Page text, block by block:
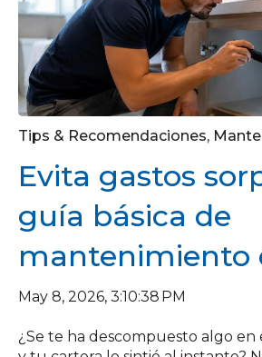
Tips & Recomendaciones,
Evita gastos
guía básica de
mantenimiento
May 8, 2026, 3:10:38 PM
¿Se te ha descompuesto algo